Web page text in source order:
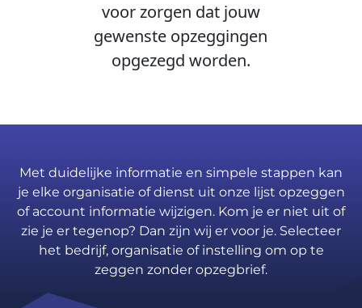
voor zorgen dat jouw
gewenste opzeggingen
opgezegd worden.
Met duidelijke informatie en simpele stappen kan
je elke organisatie of dienst uit onze lijst opzeggen
of account informatie wijzigen. Kom je er niet uit of
zie je er tegenop? Dan zijn wij er voor je. Selecteer
het bedrijf, organisatie of instelling om op te
zeggen zonder opzegbrief.